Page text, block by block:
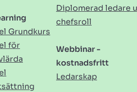
Grundkurs
för
Diplomerad ledare
chefsroll
Webbinar -
kostnadsfritt
Ledarskap